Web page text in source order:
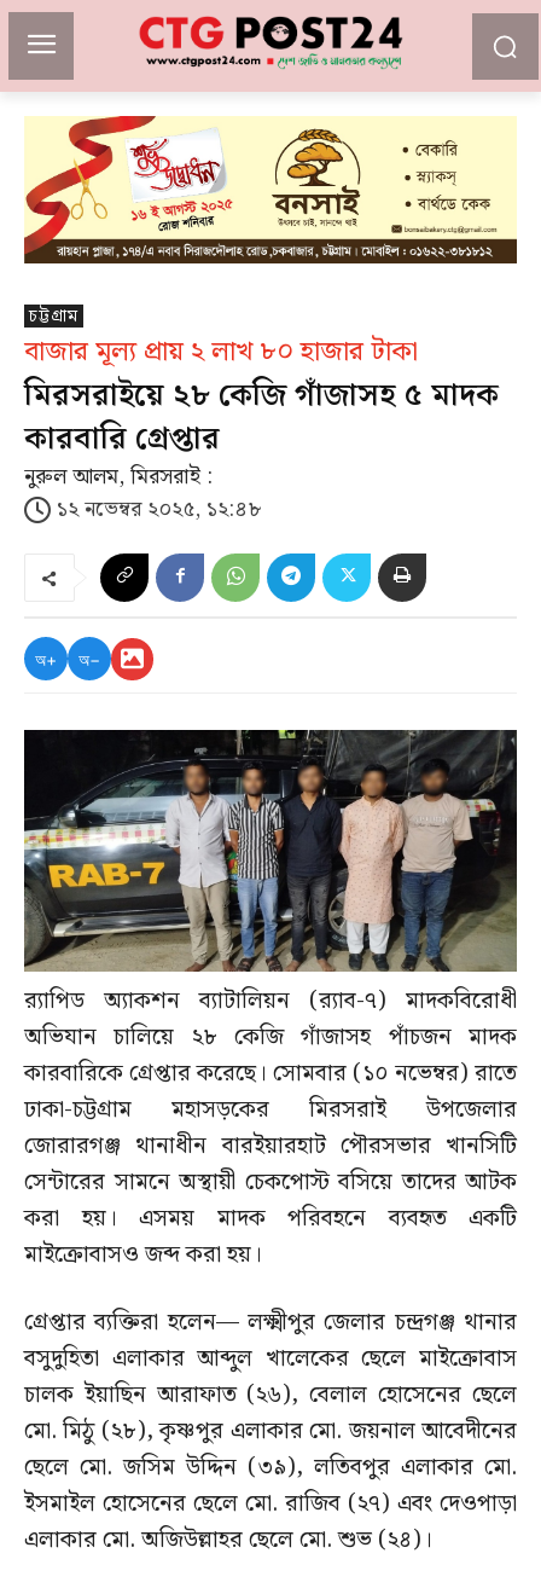
চট্টগ্রাম
বাজার মূল্য প্রায় ২ লাখ ৮০ হাজার টাকা
মিরসরাইয়ে ২৮ কেজি গাঁজাসহ ৫ মাদক
কারবারি গ্রেপ্তার
নুরুল আলম, মিরসরাই :
১২ নভেম্বর ২০২৫, ১২:৪৮
অ+ অ−
র‌্যাপিড অ্যাকশন ব্যাটালিয়ন (র‌্যাব-৭) মাদকবিরোধী
অভিযান চালিয়ে ২৮ কেজি গাঁজাসহ পাঁচজন মাদক
কারবারিকে গ্রেপ্তার করেছে। সোমবার (১০ নভেম্বর) রাতে
ঢাকা-চট্টগ্রাম মহাসড়কের মিরসরাই উপজেলার
জোরারগঞ্জ থানাধীন বারইয়ারহাট পৌরসভার খানসিটি
সেন্টারের সামনে অস্থায়ী চেকপোস্ট বসিয়ে তাদের আটক
করা হয়। এসময় মাদক পরিবহনে ব্যবহৃত একটি
মাইক্রোবাসও জব্দ করা হয়।
গ্রেপ্তার ব্যক্তিরা হলেন— লক্ষ্মীপুর জেলার চন্দ্রগঞ্জ থানার
বসুদুহিতা এলাকার আব্দুল খালেকের ছেলে মাইক্রোবাস
চালক ইয়াছিন আরাফাত (২৬), বেলাল হোসেনের ছেলে
মো. মিঠু (২৮), কৃষ্ণপুর এলাকার মো. জয়নাল আবেদীনের
ছেলে মো. জসিম উদ্দিন (৩৯), লতিবপুর এলাকার মো.
ইসমাইল হোসেনের ছেলে মো. রাজিব (২৭) এবং দেওপাড়া
এলাকার মো. অজিউল্লাহর ছেলে মো. শুভ (২৪)।